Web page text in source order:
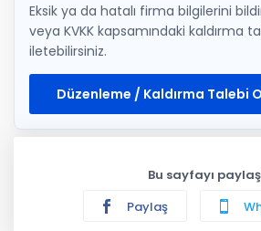
Eksik ya da hatalı firma bilgilerini
veya KVKK kapsamındaki kaldırma
iletebilirsiniz.
Düzenleme / Kaldırma Talebi
Bu sayfayı paylaş
Paylaş